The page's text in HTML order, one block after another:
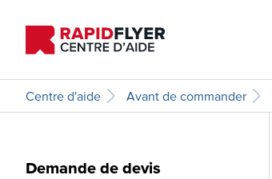
Centre d'aide Avant de commander
Demande de devis